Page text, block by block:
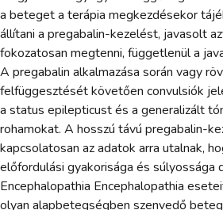
a beteget a terápia megkezdésekor
állítani a pregabalin-kezelést, javasolt
fokozatosan megtenni, függetlenül a
A pregabalin alkalmazása során vagy
felfüggesztését követően convulsiók
a status epilepticust és a generalizált
rohamokat. A hosszú távú pregabalin-
kapcsolatosan az adatok arra utalnak,
előfordulási gyakorisága és súlyossága
Encephalopathia Encephalopathia
olyan alapbetegségben szenvedő